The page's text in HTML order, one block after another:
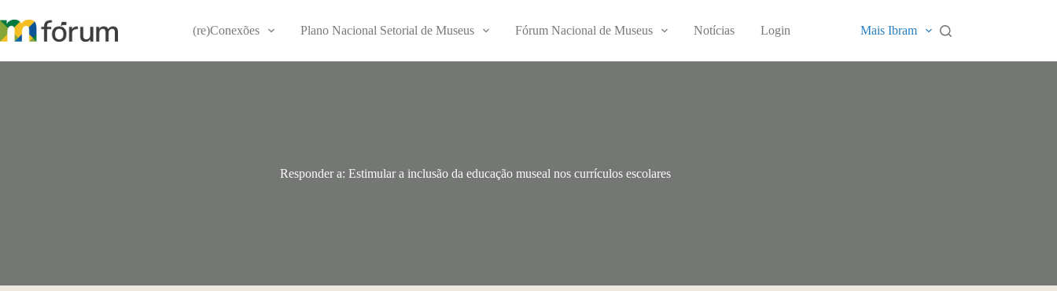
para
o
(re)Conexões Plano Nacional Setorial de Museus Fórum Nacional de Museus Notícias Login Mais Ibram
Responder a: Estimular a inclusão da educação museal nos currículos escolares